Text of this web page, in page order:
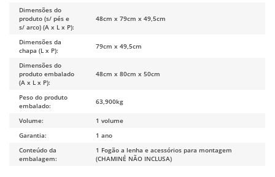
Dimensões do
produto (s/ pés e
s/ arco) (A x L x P):
48cm x 79cm x 49,5cm
Dimensões da
chapa (L x P):
79cm x 49,5cm
Dimensões do
produto embalado
(A x L x P):
48cm x 80cm x 50cm
Peso do produto
embalado:
63,900kg
Volume:
1 volume
Garantia:
1 ano
Conteúdo da
embalagem:
1 Fogão a lenha e acessórios para montagem
(CHAMINÉ NÃO INCLUSA)